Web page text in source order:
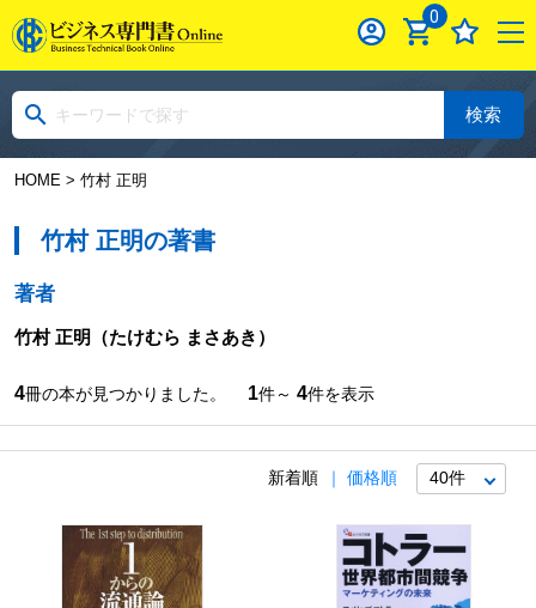
0
検索
HOME> 竹村 正明
竹村 正明の著書
著者
竹村 正明 （たけむら まさあき）
4冊の本が見つかりました。 1件～ 4件を表示
新着順 価格順